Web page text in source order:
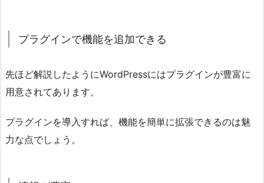
プラグインで機能を追加できる
先ほど解説したようにWordPressにはプラグインが豊富に
用意されてあります。
プラグインを導入すれば、機能を簡単に拡張できるのは魅
力な点でしょう。